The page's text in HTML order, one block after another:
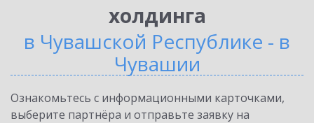
холдинга
в Чувашской Республике - в
Чувашии
Ознакомьтесь с информационными карточками,
выберите партнёра и отправьте заявку на